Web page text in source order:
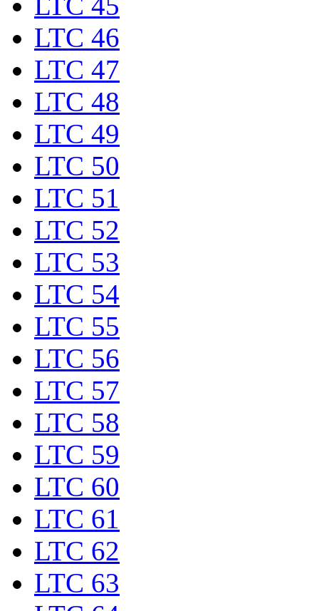
LTC 46
LTC 47
LTC 48
LTC 49
LTC 50
LTC 51
LTC 52
LTC 53
LTC 54
LTC 55
LTC 56
LTC 57
LTC 58
LTC 59
LTC 60
LTC 61
LTC 62
LTC 63